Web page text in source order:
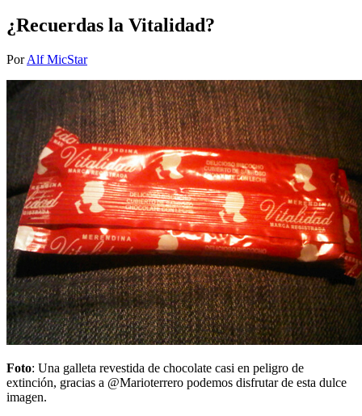
¿Recuerdas la Vitalidad?
PorAlf MicStar
Foto: Una galleta revestida de chocolate casi en peligro de
extinción, gracias a @Marioterrero podemos disfrutar de esta dulce
imagen.